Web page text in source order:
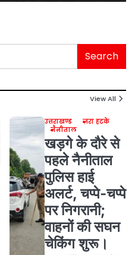
Search
View All
उत्तराखण्ड
ज़रा हटके
नैनीताल
खड़गे के दौरे से
पहले नैनीताल
पुलिस हाई
अलर्ट, चप्पे-चप्पे
पर निगरानी;
वाहनों की सघन
चेकिंग शुरू।